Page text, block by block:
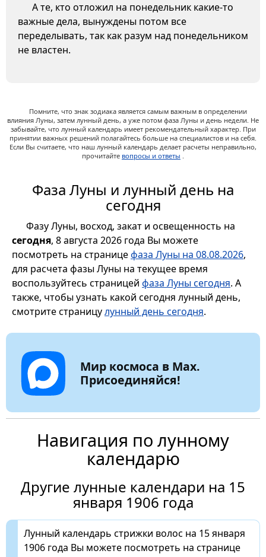
А те, кто отложил на понедельник какие-то
важные дела, вынуждены потом все
переделывать, так как разум над понедельником
не властен.
Помните, что знак зодиака является самым важным в определении
влияния Луны, затем лунный день, а уже потом фаза Луны и день недели. Не
забывайте, что лунный календарь имеет рекомендательный характер. При
принятии важных решений полагайтесь больше на специалистов и на себя.
Если Вы считаете, что наш лунный календарь делает расчеты неправильно,
прочитайте вопросы и ответы .
Фаза Луны и лунный день на
сегодня
Фазу Луны, восход, закат и освещенность на
сегодня, 8 августа 2026 года Вы можете
посмотреть на страницефаза Луны на 08.08.2026,
для расчета фазы Луны на текущее время
воспользуйтесь страницей фаза Луны сегодня. А
также, чтобы узнать какой сегодня лунный день,
смотрите страницулунный день сегодня.
Мир космоса в Max.
Присоединяйся!
Навигация по лунному
календарю
Другие лунные календари на 15
января 1906 года
Лунный календарь стрижки волос на 15 января
1906 года Вы можете посмотреть на странице